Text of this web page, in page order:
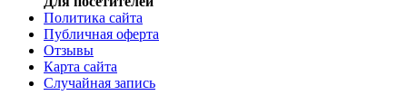
Политика сайта
Публичная оферта
Отзывы
Карта сайта
Случайная запись